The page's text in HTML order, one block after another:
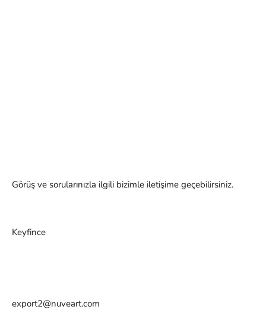
Görüş ve sorularınızla ilgili bizimle iletişime geçebilirsiniz.
Keyfince
export2@nuveart.com